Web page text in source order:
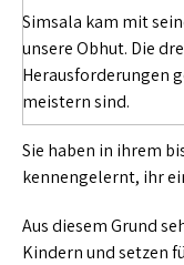
Simsala kam mit
unsere Obhut. Die
Herausforderungen
meistern sind.
Sie haben in ihrem
kennengelernt, ihr
Aus diesem Grund
Kindern und setzen